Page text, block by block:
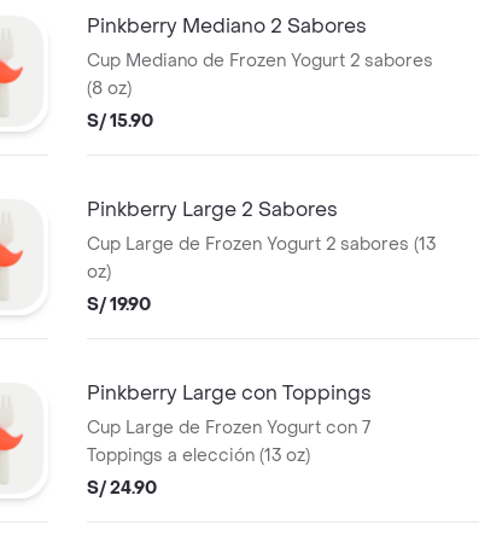
Pinkberry Mediano 2 Sabores
Cup Mediano de Frozen Yogurt 2 sabores
(8 oz)
S/ 15.90
Pinkberry Large 2 Sabores
Cup Large de Frozen Yogurt 2 sabores (13
oz)
S/ 19.90
Pinkberry Large con Toppings
Cup Large de Frozen Yogurt con 7
Toppings a elección (13 oz)
S/ 24.90